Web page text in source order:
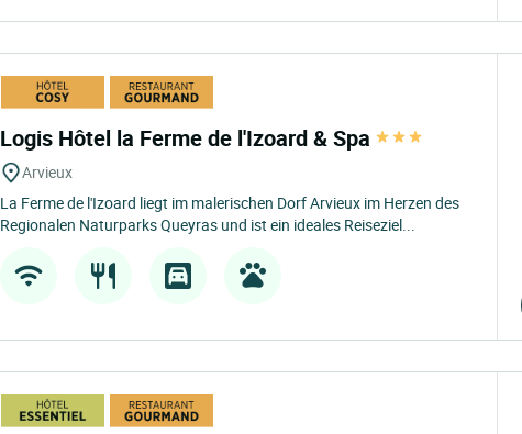
Logis Hôtel la Ferme de l'Izoard & Spa
Arvieux
La Ferme de l'Izoard liegt im malerischen Dorf Arvieux im Herzen des
Regionalen Naturparks Queyras und ist ein ideales Reiseziel...